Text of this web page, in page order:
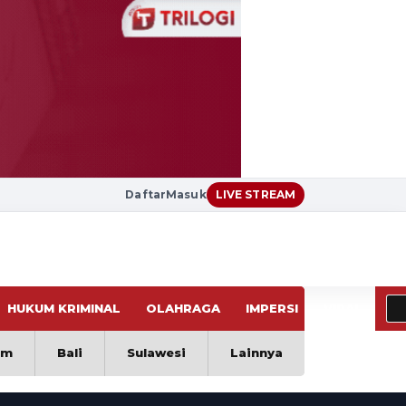
DaftarMasuk LIVE STREAM
HUKUM KRIMINAL OLAHRAGA IMPERSI
Bali Sulawesi Lainnya